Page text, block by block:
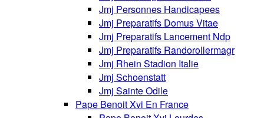
Jmj Personnes Handicapees
Jmj Preparatifs Domus Vitae
Jmj Preparatifs Lancement Ndp
Jmj Preparatifs Randorollermagr
Jmj Rhein Stadion Italie
Jmj Schoenstatt
Jmj Sainte Odile
Pape Benoit Xvi En France